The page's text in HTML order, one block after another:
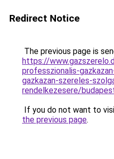
Redirect Notice
The previous page is
https://
professzionalis-
gazkazan-szereles-
rendelkezesere/
If you do not want to
the previous page.